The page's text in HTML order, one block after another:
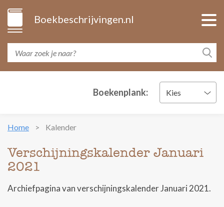
Boekbeschrijvingen.nl
Boekenplank: Kies
Home Kalender
Verschijningskalender Januari
2021
Archiefpagina van verschijningskalender Januari 2021.